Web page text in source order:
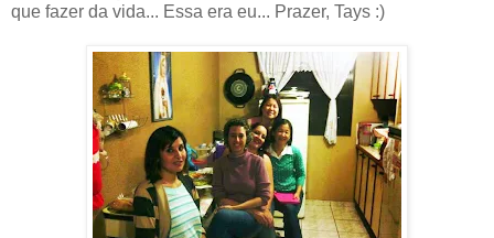
que fazer da vida... Essa era eu... Prazer, Tays :)